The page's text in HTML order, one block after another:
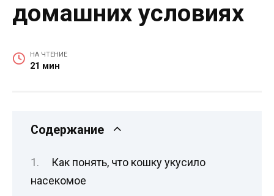
домашних условиях
НА ЧТЕНИЕ
21 мин
Содержание
Как понять, что кошку укусило
насекомое